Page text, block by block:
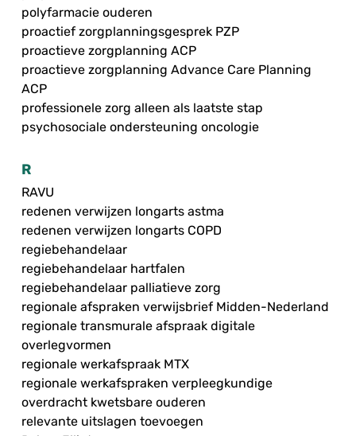
polyfarmacie ouderen
proactief zorgplanningsgesprek PZP
proactieve zorgplanning ACP
proactieve zorgplanning Advance Care Planning
ACP
professionele zorg alleen als laatste stap
psychosociale ondersteuning oncologie
R
RAVU
redenen verwijzen longarts astma
redenen verwijzen longarts COPD
regiebehandelaar
regiebehandelaar hartfalen
regiebehandelaar palliatieve zorg
regionale afspraken verwijsbrief Midden-Nederland
regionale transmurale afspraak digitale
overlegvormen
regionale werkafspraak MTX
regionale werkafspraken verpleegkundige
overdracht kwetsbare ouderen
relevante uitslagen toevoegen